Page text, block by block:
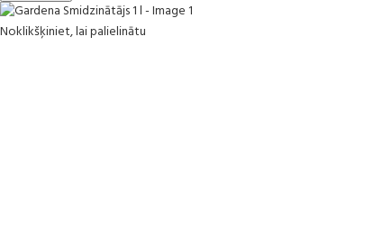
Noklikšķiniet, lai palielinātu